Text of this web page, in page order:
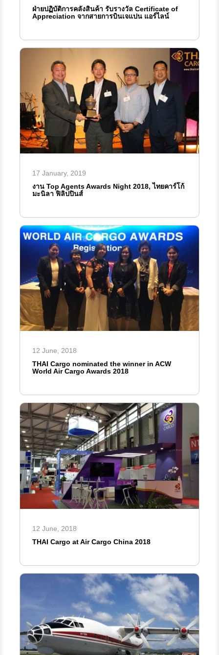
ฝ่ายปฏิบัติการคลังสินค้า รับรางวัล Certificate of
Appreciation จากสายการบินเจแปน แอร์ไลน์
17 January, 2019
งาน Top Agents Awards Night 2018, ไทยคาร์โก้
มะนิลา ฟิลิปปินส์
12 June, 2018
THAI Cargo nominated the winner in ACW
World Air Cargo Awards 2018
12 June, 2018
THAI Cargo at Air Cargo China 2018